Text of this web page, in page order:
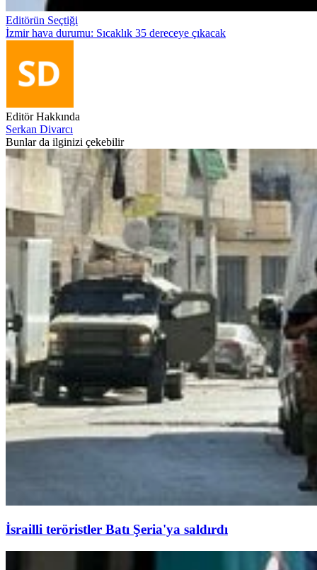
Editörün Seçtiği
İzmir hava durumu: Sıcaklık 35 dereceye çıkacak
Editör Hakkında
Serkan Divarcı
Bunlar da ilginizi çekebilir
İsrailli teröristler Batı Şeria'ya saldırdı